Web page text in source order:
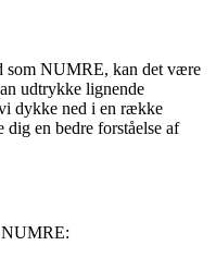
som NUMRE, kan det være
udtrykke lignende
dykke ned i en række
en bedre forståelse af
NUMRE: